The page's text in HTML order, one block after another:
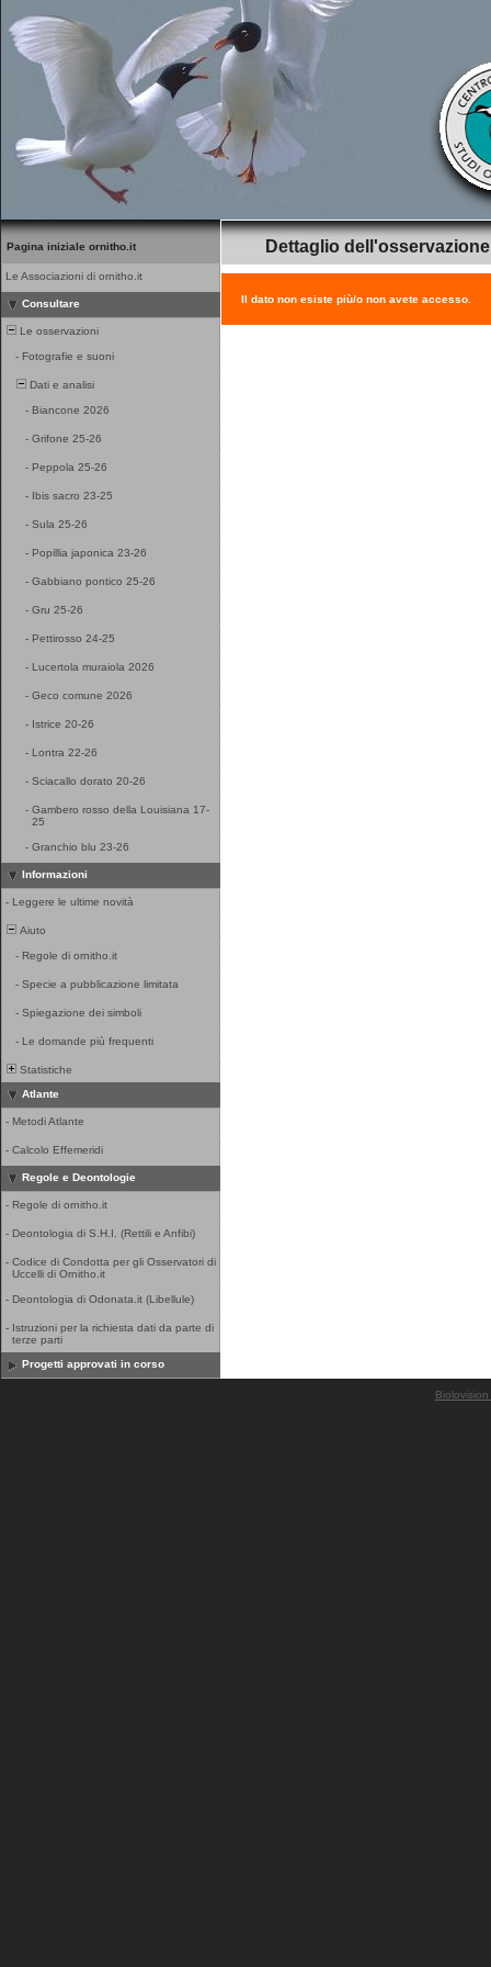
Pagina iniziale ornitho.it
Le Associazioni di ornitho.it
Consultare
Le osservazioni
- Fotografie e suoni
Dati e analisi
- Biancone 2026
- Grifone 25-26
- Peppola 25-26
- Ibis sacro 23-25
- Sula 25-26
- Popillia japonica 23-26
- Gabbiano pontico 25-26
- Gru 25-26
- Pettirosso 24-25
- Lucertola muraiola 2026
- Geco comune 2026
- Istrice 20-26
- Lontra 22-26
- Sciacallo dorato 20-26
- Gambero rosso della Louisiana 17-
25
- Granchio blu 23-26
Informazioni
- Leggere le ultime novità
Aiuto
- Regole di ornitho.it
- Specie a pubblicazione limitata
- Spiegazione dei simboli
- Le domande più frequenti
Statistiche
Atlante
- Metodi Atlante
- Calcolo Effemeridi
Regole e Deontologie
- Regole di ornitho.it
- Deontologia di S.H.I. (Rettili e Anfibi)
- Codice di Condotta per gli Osservatori di
Uccelli di Ornitho.it
- Deontologia di Odonata.it (Libellule)
- Istruzioni per la richiesta dati da parte di
terze parti
Progetti approvati in corso
Dettaglio dell'osservazione
Il dato non esiste più/o non avete accesso.
Biolovision